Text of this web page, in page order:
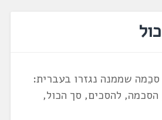
סכֵמה שממנה נגזרו בעברית:
הסכמה, להסכים, סך הכול,